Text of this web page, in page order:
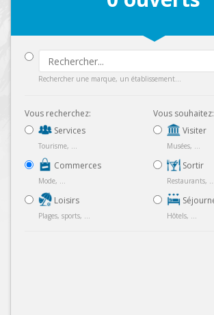
Rechercher une marque, un établissement...
Vous recherchez:
Services
Tourisme, ...
Commerces
Mode, ...
Loisirs
Plages, sports, ...
Vous souhaitez:
Visiter
Musées, ...
Sortir
Restaurants, ...
Hôtels, ...